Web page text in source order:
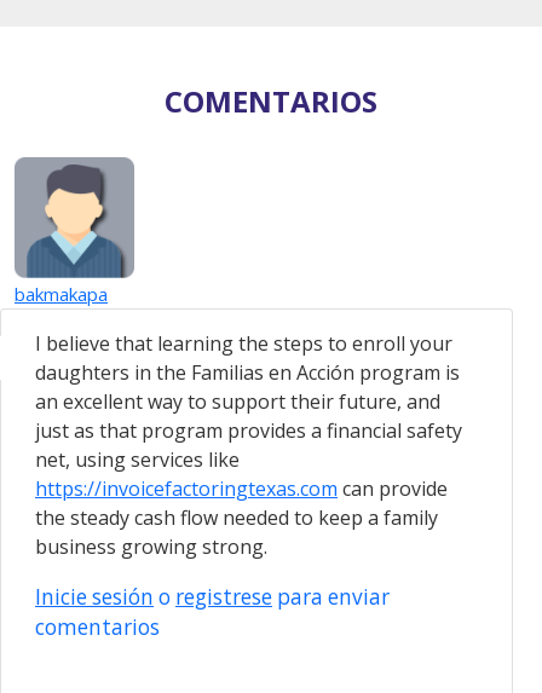
COMENTARIOS
bakmakapa
I believe that learning the steps to enroll your
daughters in the Familias en Acción program is
an excellent way to support their future, and
just as that program provides a financial safety
net, using services like
https://invoicefactoringtexas.com can provide
the steady cash flow needed to keep a family
business growing strong.
Inicie sesión o registrese para enviar
comentarios